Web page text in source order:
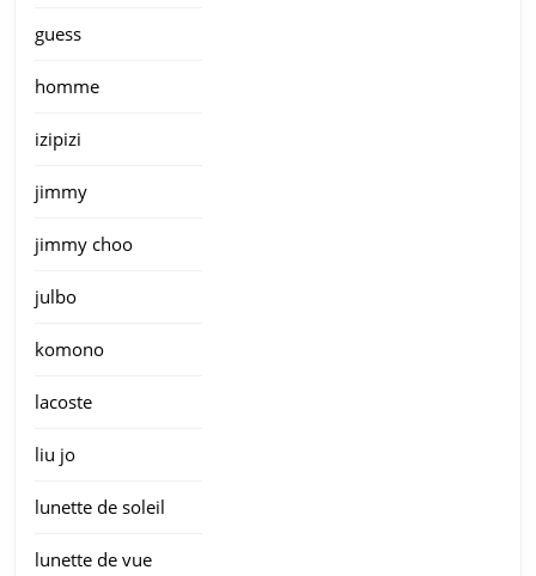
guess
homme
izipizi
jimmy
jimmy choo
julbo
komono
lacoste
liu jo
lunette de soleil
lunette de vue